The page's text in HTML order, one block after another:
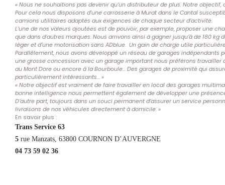
« Nous ne souhaitions pas devenir qu’un distributeur de plus. Notre objectif,
Pour cela nous disposons d’une carrosserie à Murat dans le Cantal
camions utilitaires adaptés aux exigences de chaque secteur d’activité.
L’une de nos valeurs ajoutées est de pouvoir, par exemple, proposer une
que dans d’autres marques. Nous arrivons ainsi à gagner jusqu’à de 180
léger et d’une motorisation sans ADblue. Un gain de charge utile
Parallèlement, nous avons développé un réseau de garages indépendants
une grosse concession avec un garage important nous préférons travailler
au Mont Dore ou encore à la Bourboule… Des garages de proximité qui
particulièrement intéressants… »
« Notre objectif est vraiment de faire travailler en local des garages
bonne intelligence nous permettent également de développer une
D’autre part, toujours dans un souci permanent d’assurer un service
livraisons de nos véhicules directement à domicile. »
En savoir plus :
Trans Service 63
5 rue Manzats, 63800 COURNON D’AUVERGNE
04 73 59 02 36